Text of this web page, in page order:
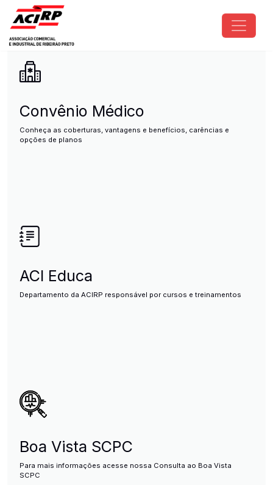
Pular para o conteúdo principal
ACIRP - Associação Comercial
Convênio Médico
Conheça as coberturas, vantagens e benefícios, carências e
opções de planos
ACI Educa
Departamento da ACIRP responsável por cursos e treinamentos
Boa Vista SCPC
Para mais informações acesse nossa Consulta ao Boa Vista
SCPC